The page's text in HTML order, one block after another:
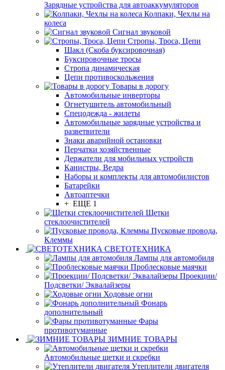
Зарядные устройства для автоаккумуляторов
Колпаки, Чехлы на
колеса
Сигнал звуковой
Стропы, Троса, Цепи
Шакл (Скоба буксировочная)
Буксировочные тросы
Стропа динамическая
Цепи противоскольжения
Товары в дорогу
Автомобильные инверторы
Огнетушитель автомобильный
Спецодежда - жилеты
Автомобильные зарядные устройства и
разветвители
Знаки аварийной остановки
Перчатки хозяйственные
Держатели для мобильных устройств
Канистры, Ведра
Наборы и комплекты для автомобилистов
Батарейки
Автоаптечки
+ ЕЩЕ 1
Щетки
стеклоочистителей
Пусковые провода,
Клеммы
СВЕТОТЕХНИКА
Лампы для автомобиля
Проблесковые маячки
Проекции/
Подсветки/ Эквалайзеры
Ходовые огни
Фонарь
дополнительный
Фары
противотуманные
ЗИМНИЕ ТОВАРЫ
Автомобильные щетки и скребки
Утеплители двигателя